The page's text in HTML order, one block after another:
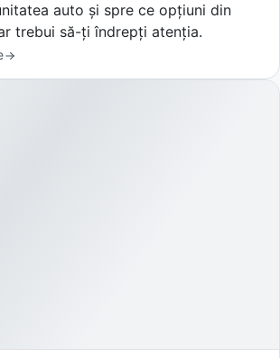
auto și spre ce opțiuni din
trebui să-ți îndrepți atenția.